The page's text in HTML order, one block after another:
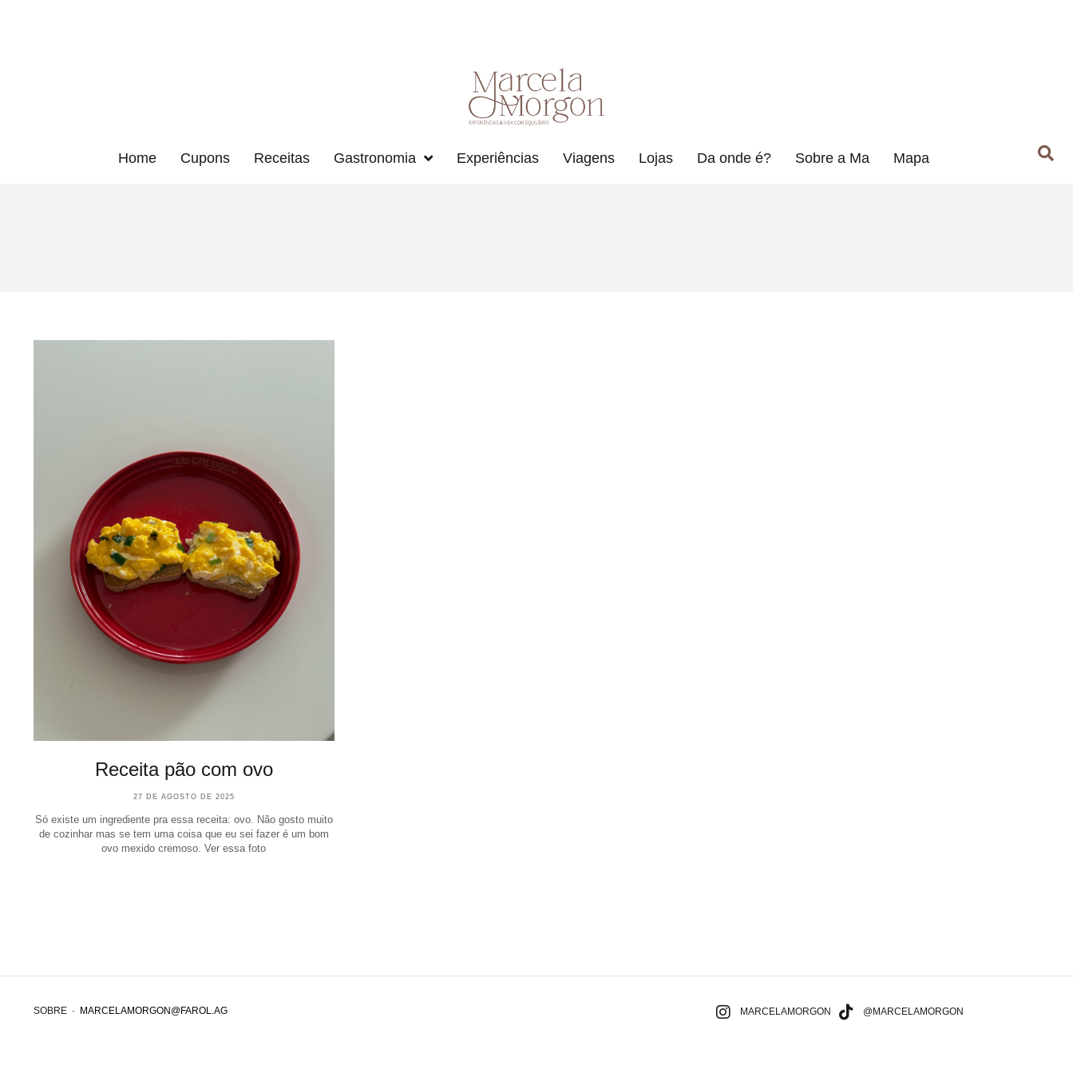
Home Cupons Receitas Gastronomia Experiências Viagens Lojas Da onde é? Sobre a Ma Mapa
Receita pão com ovo
27 DE AGOSTO DE 2025
Só existe um ingrediente pra essa receita: ovo. Não gosto muito
de cozinhar mas se tem uma coisa que eu sei fazer é um bom
ovo mexido cremoso. Ver essa foto
SOBRE · MARCELAMORGON@FAROL.AG MARCELAMORGON @MARCELAMORGON